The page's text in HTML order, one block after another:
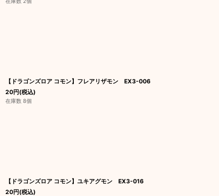
【ドラゴンズロア コモン】フレアリザモン EX3-006
20円(税込)
在庫数 8個
【ドラゴンズロア コモン】ユキアグモン EX3-016
20円(税込)